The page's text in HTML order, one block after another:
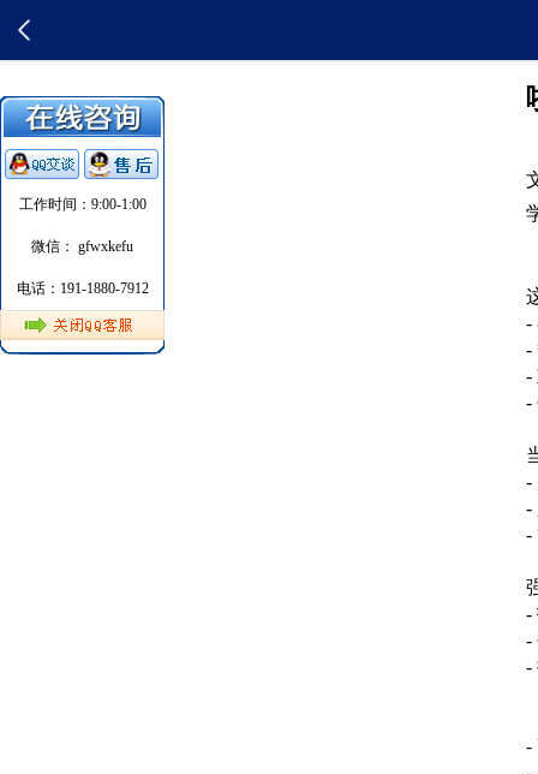
-
-
-
-
-
-
-
-
-
-
-
工作时间：9:00-1:00
微信： gfwxkefu
电话：191-1880-7912